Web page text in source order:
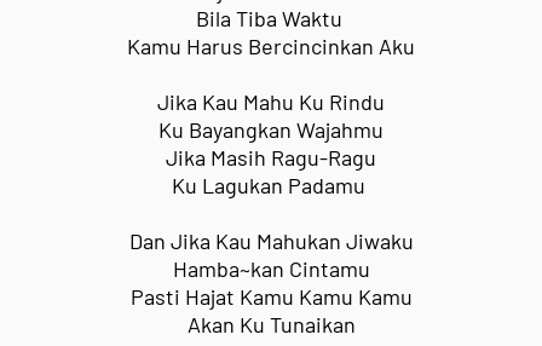
Bila Tiba Waktu
Kamu Harus Bercincinkan Aku
Jika Kau Mahu Ku Rindu
Ku Bayangkan Wajahmu
Jika Masih Ragu-Ragu
Ku Lagukan Padamu
Dan Jika Kau Mahukan Jiwaku
Hamba~kan Cintamu
Pasti Hajat Kamu Kamu Kamu
Akan Ku Tunaikan